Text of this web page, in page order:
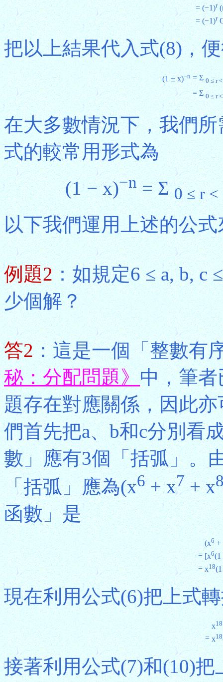
= (−1)r
= (−1)r
把以上結果代入式(8)，
(1 ± x)−n = Σ0 ≤ r
= Σ0 ≤ r
在大多數情況下，我們
式的較常用形式為
(1 − x)−n= Σ0 ≤ r
以下我們運用上述的公
例題2：如規定6 ≤ a, b, c
少個解？
答2：這是一個「整數有
秘：分配問題》中，筆
題存在對應關係，因此
們首先把a、b和c分別看
數」應有3個「括弧」。
「括弧」應為(x6+ x7+ x
函數」是
(x6+
= [x6(1
= x18
現在利用公式(6)把上式
x18
= x18
接著利用公式(7)和(10)